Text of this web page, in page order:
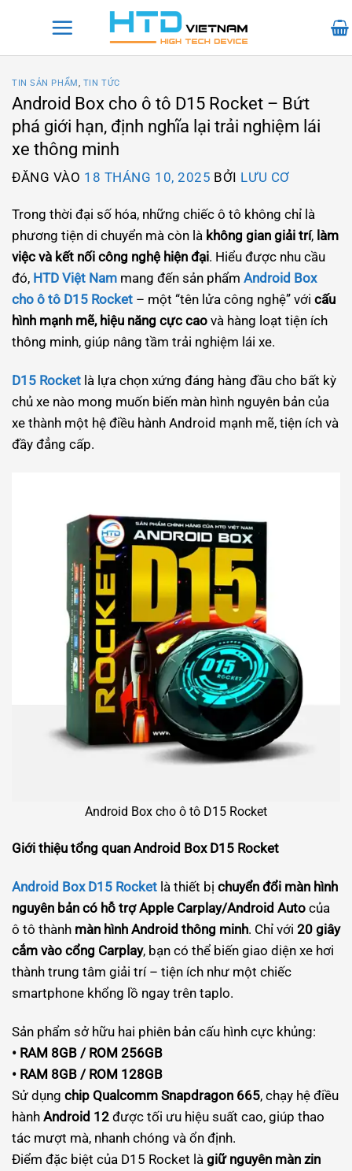
TIN SẢN PHẨM, TIN TỨC
Android Box cho ô tô D15 Rocket – Bứt
phá giới hạn, định nghĩa lại trải nghiệm lái
xe thông minh
ĐĂNG VÀO 18 THÁNG 10, 2025 BỞI LƯU CƠ
Trong thời đại số hóa, những chiếc ô tô không chỉ là
phương tiện di chuyển mà còn là không gian giải trí, làm
việc và kết nối công nghệ hiện đại. Hiểu được nhu cầu
đó, HTD Việt Nam mang đến sản phẩm Android Box
cho ô tô D15 Rocket – một “tên lửa công nghệ” với cấu
hình mạnh mẽ, hiệu năng cực cao và hàng loạt tiện ích
thông minh, giúp nâng tầm trải nghiệm lái xe.
D15 Rocket là lựa chọn xứng đáng hàng đầu cho bất kỳ
chủ xe nào mong muốn biến màn hình nguyên bản của
xe thành một hệ điều hành Android mạnh mẽ, tiện ích và
đầy đẳng cấp.
Android Box cho ô tô D15 Rocket
Giới thiệu tổng quan Android Box D15 Rocket
Android Box D15 Rocket là thiết bị chuyển đổi màn hình
nguyên bản có hỗ trợ Apple Carplay/Android Auto của
ô tô thành màn hình Android thông minh. Chỉ với 20 giây
cắm vào cổng Carplay, bạn có thể biến giao diện xe hơi
thành trung tâm giải trí – tiện ích như một chiếc
smartphone khổng lồ ngay trên taplo.
Sản phẩm sở hữu hai phiên bản cấu hình cực khủng:
• RAM 8GB / ROM 256GB
• RAM 8GB / ROM 128GB
Sử dụng chip Qualcomm Snapdragon 665, chạy hệ điều
hành Android 12 được tối ưu hiệu suất cao, giúp thao
tác mượt mà, nhanh chóng và ổn định.
Điểm đặc biệt của D15 Rocket là giữ nguyên màn zin